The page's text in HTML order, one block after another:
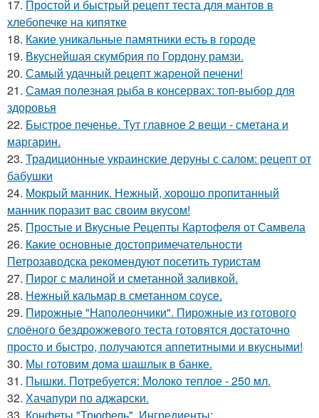
17. Простой и быстрый рецепт теста для мантов в
хлебопечке на кипятке
18. Какие уникальные памятники есть в городе
19. Вкуснейшая скумбрия по Гордону рамзи.
20. Самый удачный рецепт жареной печени!
21. Самая полезная рыба в консервах: топ-выбор для
здоровья
22. Быстрое печенье. Тут главное 2 вещи - сметана и
маргарин.
23. Традиционные украинские деруны с салом: рецепт от
бабушки
24. Мокрый манник. Нежный, хорошо пропитанный
манник поразит вас своим вкусом!
25. Простые и Вкусные Рецепты Картофеля от Самвела
26. Какие основные достопримечательности
Петрозаводска рекомендуют посетить туристам
27. Пирог с малиной и сметанной заливкой.
28. Нежный кальмар в сметанном соусе.
29. Пирожные "Наполеончики". Пирожные из готового
слоёного бездрожжевого теста готовятся достаточно
просто и быстро, получаются аппетитными и вкусными!
30. Мы готовим дома шашлык в банке.
31. Пышки. Потребуется: Молоко теплое - 250 мл.
32. Хачапури по аджарски.
33. Конфеты "Трюфель". Ингредиенты: